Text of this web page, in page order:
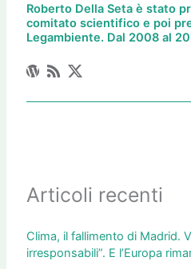
Roberto Della Seta è stato
comitato scientifico e poi
Legambiente. Dal 2008 al
Articoli recenti
Clima, il fallimento di Madrid.
irresponsabili”. E l’Europa